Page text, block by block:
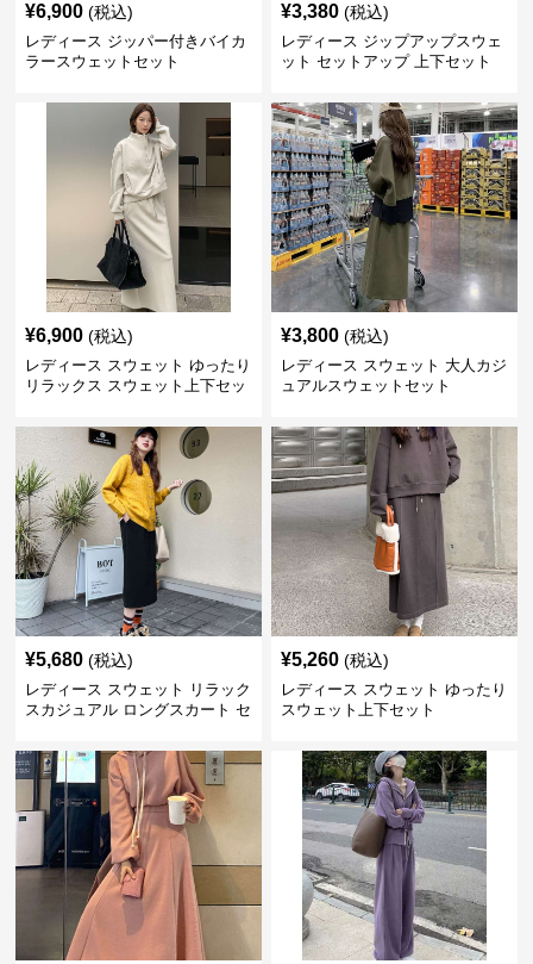
¥6,900 (税込)
レディース ジッパー付きバイカ
ラースウェットセット
¥3,380 (税込)
レディース ジップアップスウェ
ット セットアップ 上下セット
¥6,900 (税込)
レディース スウェット ゆったり
リラックス スウェット上下セッ
¥3,800 (税込)
レディース スウェット 大人カジ
ュアルスウェットセット
¥5,680 (税込)
レディース スウェット リラック
スカジュアル ロングスカート セ
¥5,260 (税込)
レディース スウェット ゆったり
スウェット上下セット